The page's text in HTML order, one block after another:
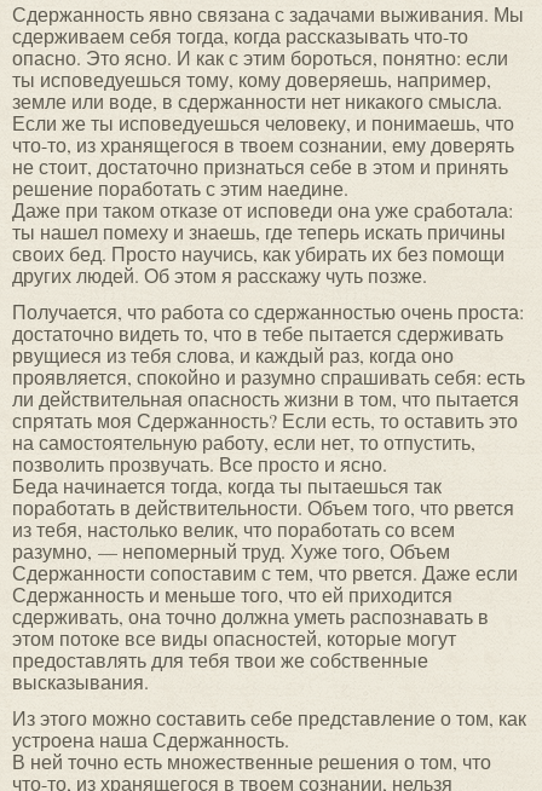
Сдержанность явно связана с задачами выживания. Мы
сдерживаем себя тогда, когда рассказывать что-то
опасно. Это ясно. И как с этим бороться, понятно: если
ты исповедуешься тому, кому доверяешь, например,
земле или воде, в сдержанности нет никакого смысла.
Если же ты исповедуешься человеку, и понимаешь, что
что-то, из хранящегося в твоем сознании, ему доверять
не стоит, достаточно признаться себе в этом и принять
решение поработать с этим наедине.
Даже при таком отказе от исповеди она уже сработала:
ты нашел помеху и знаешь, где теперь искать причины
своих бед. Просто научись, как убирать их без помощи
других людей. Об этом я расскажу чуть позже.
Получается, что работа со сдержанностью очень проста:
достаточно видеть то, что в тебе пытается сдерживать
рвущиеся из тебя слова, и каждый раз, когда оно
проявляется, спокойно и разумно спрашивать себя: есть
ли действительная опасность жизни в том, что пытается
спрятать моя Сдержанность? Если есть, то оставить это
на самостоятельную работу, если нет, то отпустить,
позволить прозвучать. Все просто и ясно.
Беда начинается тогда, когда ты пытаешься так
поработать в действительности. Объем того, что рвется
из тебя, настолько велик, что поработать со всем
разумно, — непомерный труд. Хуже того, Объем
Сдержанности сопоставим с тем, что рвется. Даже если
Сдержанность и меньше того, что ей приходится
сдерживать, она точно должна уметь распознавать в
этом потоке все виды опасностей, которые могут
предоставлять для тебя твои же собственные
высказывания.
Из этого можно составить себе представление о том, как
устроена наша Сдержанность.
В ней точно есть множественные решения о том, что
что-то, из хранящегося в твоем сознании, нельзя